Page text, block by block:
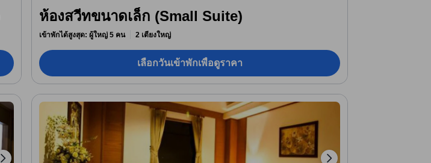
ห้องสวีทขนาดเล็ก (Small Suite)
เข้าพักได้สูงสุด: ผู้ใหญ่ 5 คน 2 เตียงใหญ่
เลือกวันเข้าพักเพื่อดูราคา